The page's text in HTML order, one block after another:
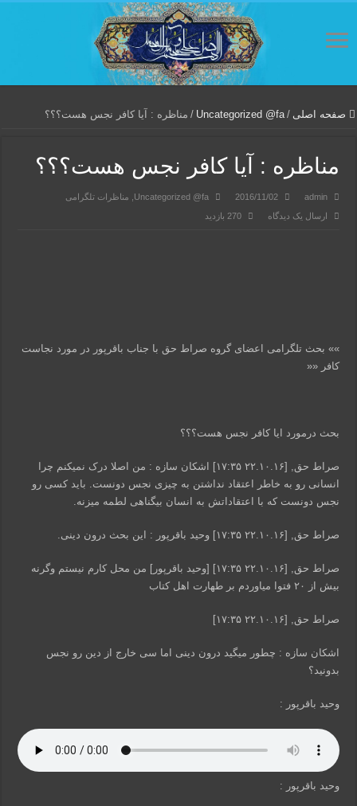
صفحه اصلی /
Uncategorized @fa
/ مناظره : آیا کافر نجس هست؟؟؟
مناظره : آیا کافر نجس هست؟؟؟
admin
2016/11/02
Uncategorized @fa
مناظرات تلگرامی
ارسال یک دیدگاه
270 بازدید
»» بحث تلگرامی اعضای گروه صراط حق با جناب باقرپور در مورد نجاست
کافر ««
بحث درمورد ایا کافر نجس هست؟؟؟
صراط حق, [۲۲.۱۰.۱۶ ۱۷:۳۵] اشکان سازه : من اصلا درک نمیکنم چرا
انسانی رو به خاطر اعتقاد نداشتن به چیزی نجس دونست. باید کسی رو
نجس دونست که با اعتقاداتش به انسان بیگناهی لطمه میزنه.
صراط حق, [۲۲.۱۰.۱۶ ۱۷:۳۵] وحید باقرپور : این بحث درون دینی.
صراط حق, [۲۲.۱۰.۱۶ ۱۷:۳۵] [وحید باقرپور] من محل کارم نیستم وگرنه
بیش از ۲۰ فتوا میاوردم بر طهارت اهل کتاب
صراط حق, [۲۲.۱۰.۱۶ ۱۷:۳۵]
اشکان سازه : چطور میگید درون دینی اما سی خارج از دین رو نجس
بدونید؟
وحید باقرپور :
وحید باقرپور :